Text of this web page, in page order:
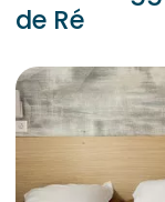
de Ré